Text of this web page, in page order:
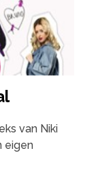
van Niki
eigen